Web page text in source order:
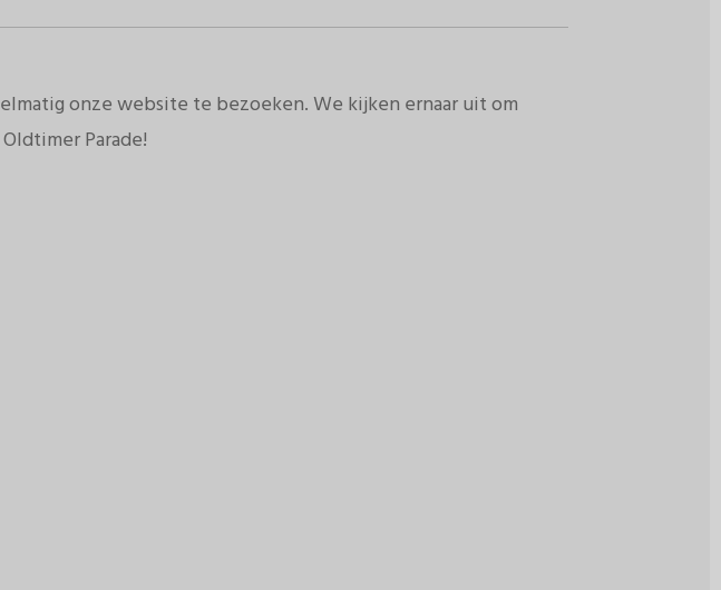
onze website te bezoeken. We kijken ernaar uit om
Parade!